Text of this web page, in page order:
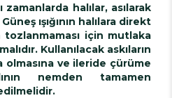
zamanlarda halılar, asılarak
ışığının halılara direkt
tozlanmaması için mutlaka
Kullanılacak askıların
olmasına ve ileride çürüme
nemden tamamen